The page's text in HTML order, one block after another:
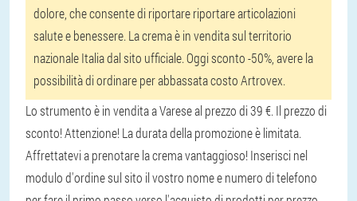
dolore, che consente di riportare riportare articolazioni
salute e benessere. La crema è in vendita sul territorio
nazionale Italia dal sito ufficiale. Oggi sconto -50%, avere la
possibilità di ordinare per abbassata costo Artrovex.
Lo strumento è in vendita a Varese al prezzo di 39 €. Il prezzo di
sconto! Attenzione! La durata della promozione è limitata.
Affrettatevi a prenotare la crema vantaggioso! Inserisci nel
modulo d'ordine sul sito il vostro nome e numero di telefono